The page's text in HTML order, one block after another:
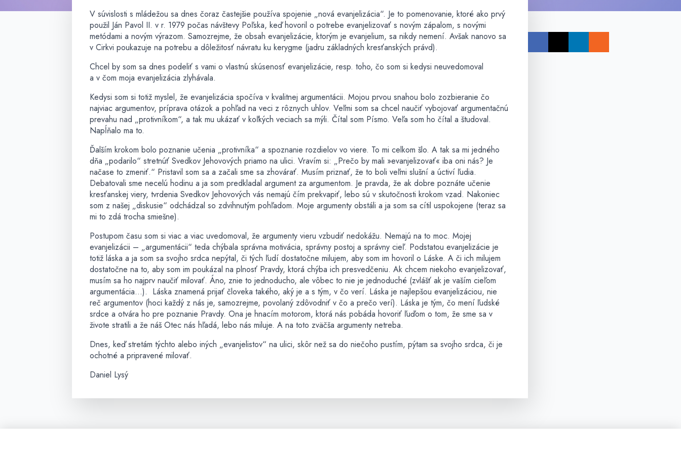
V súvislosti s mládežou sa dnes čoraz častejšie používa spojenie „nová evanjelizácia“. Je to pomenovanie, ktoré ako prvý
použil Ján Pavol II. v r. 1979 počas návštevy Poľska, keď hovoril o potrebe evanjelizovať s novým zápalom, s novými
metódami a novým výrazom. Samozrejme, že obsah evanjelizácie, ktorým je evanjelium, sa nikdy nemení. Avšak nanovo sa
v Cirkvi poukazuje na potrebu a dôležitosť návratu ku kerygme (jadru základných kresťanských právd).
Chcel by som sa dnes podeliť s vami o vlastnú skúsenosť evanjelizácie, resp. toho, čo som si kedysi neuvedomoval
a v čom moja evanjelizácia zlyhávala.
Kedysi som si totiž myslel, že evanjelizácia spočíva v kvalitnej argumentácii. Mojou prvou snahou bolo zozbieranie čo
najviac argumentov, príprava otázok a pohľad na veci z rôznych uhlov. Veľmi som sa chcel naučiť vybojovať argumentačnú
prevahu nad „protivníkom“, a tak mu ukázať v koľkých veciach sa mýli. Čítal som Písmo. Veľa som ho čítal a študoval.
Napĺňalo ma to.
Ďalším krokom bolo poznanie učenia „protivníka“ a spoznanie rozdielov vo viere. To mi celkom šlo. A tak sa mi jedného
dňa „podarilo“ stretnúť Svedkov Jehovových priamo na ulici. Vravím si: „Prečo by mali »evanjelizovať« iba oni nás? Je
načase to zmeniť.“ Pristavil som sa a začali sme sa zhovárať. Musím priznať, že to boli veľmi slušní a úctiví ľudia.
Debatovali sme necelú hodinu a ja som predkladal argument za argumentom. Je pravda, že ak dobre poznáte učenie
kresťanskej viery, tvrdenia Svedkov Jehovových vás nemajú čím prekvapiť, lebo sú v skutočnosti krokom vzad. Nakoniec
som z našej „diskusie“ odchádzal so zdvihnutým pohľadom. Moje argumenty obstáli a ja som sa cítil uspokojene (teraz sa
mi to zdá trocha smiešne).
Postupom času som si viac a viac uvedomoval, že argumenty vieru vzbudiť nedokážu. Nemajú na to moc. Mojej
evanjelizácii – „argumentácii“ teda chýbala správna motivácia, správny postoj a správny cieľ. Podstatou evanjelizácie je
totiž láska a ja som sa svojho srdca nepýtal, či tých ľudí dostatočne milujem, aby som im hovoril o Láske. A či ich milujem
dostatočne na to, aby som im poukázal na plnosť Pravdy, ktorá chýba ich presvedčeniu. Ak chcem niekoho evanjelizovať,
musím sa ho najprv naučiť milovať. Áno, znie to jednoducho, ale vôbec to nie je jednoduché (zvlášť ak je vaším cieľom
argumentácia…). Láska znamená prijať človeka takého, aký je a s tým, v čo verí. Láska je najlepšou evanjelizáciou, nie
reč argumentov (hoci každý z nás je, samozrejme, povolaný zdôvodniť v čo a prečo verí). Láska je tým, čo mení ľudské
srdce a otvára ho pre poznanie Pravdy. Ona je hnacím motorom, ktorá nás pobáda hovoriť ľuďom o tom, že sme sa v
živote stratili a že náš Otec nás hľadá, lebo nás miluje. A na toto zväčša argumenty netreba.
Dnes, keď stretám týchto alebo iných „evanjelistov“ na ulici, skôr než sa do niečoho pustím, pýtam sa svojho srdca, či je
ochotné a pripravené milovať.
Daniel Lysý